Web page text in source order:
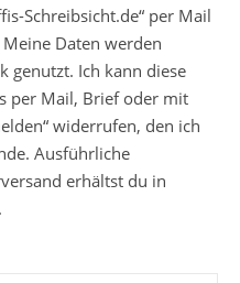
Schreibsicht.de“ per Mail
Daten werden
genutzt. Ich kann diese
per Mail, Brief oder mit
widerrufen, den ich
Ausführliche
erhältst du in